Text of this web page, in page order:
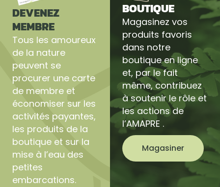
DEVENEZ
MEMBRE
Tous les amoureux
de la nature
peuvent se
procurer une carte
de membre et
économiser sur les
activités payantes,
les produits de la
boutique et sur la
mise à l’eau des
petites
embarcations.
BOUTIQUE
Magasinez vos
produits favoris
dans notre
boutique en ligne
et, par le fait
même, contribuez
à soutenir le rôle et
les actions de
l’AMAPRE .
Magasiner